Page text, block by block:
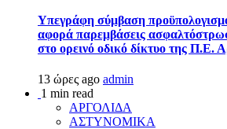
Υπεγράφη σύμβαση
αφορά παρεμβάσεις
στο ορεινό οδικό δίκτυο της Π.Ε.
13 ώρες ago admin
1 min read
ΑΡΓΟΛΙΔΑ
ΑΣΤΥΝΟΜΙΚΑ